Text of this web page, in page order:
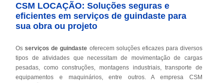
CSM LOCAÇÃO: Soluções seguras e
eficientes em serviços de guindaste para
sua obra ou projeto
Osserviços de guindaste oferecem soluções eficazes para diversos
tipos de atividades que necessitam de movimentação de cargas
pesadas, como construções, montagens industriais, transporte de
equipamentos e maquinários, entre outros. A empresa CSM